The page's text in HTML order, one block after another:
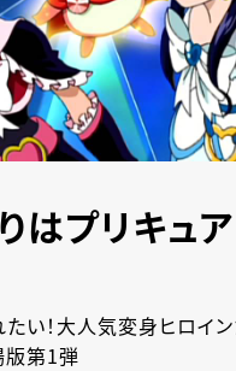
はプリキュア
い！大人気変身ヒロイ
版第1弾